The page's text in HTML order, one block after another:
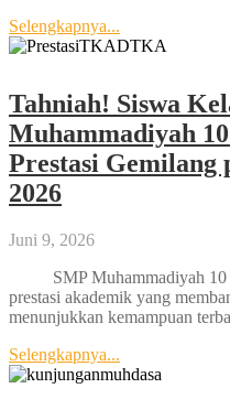
Selengkapnya...
Tahniah! Siswa
Muhammadiyah
Prestasi
2026
Juni 9, 2026
SMP Muhammadiyah
prestasi akademik yang
menunjukkan kemampuan
Selengkapnya...